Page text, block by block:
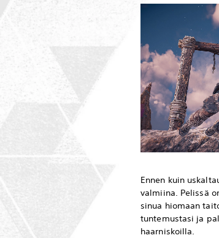
Ennen kuin
valmiina. Pelissä
sinua hiomaan
tuntemustasi ja
haarniskoilla.